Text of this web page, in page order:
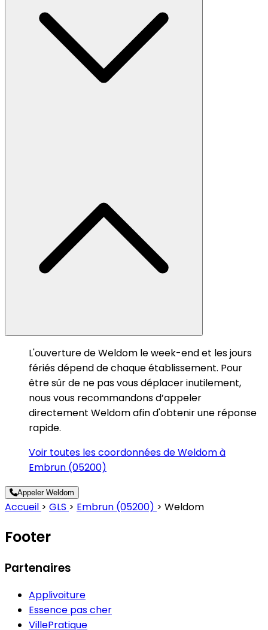
L'ouverture de Weldom le week-end et les jours
fériés dépend de chaque établissement. Pour
être sûr de ne pas vous déplacer inutilement,
nous vous recommandons d’appeler
directement Weldom afin d'obtenir une réponse
rapide.
Voir toutes les coordonnées de Weldom à
Embrun (05200)
Appeler Weldom
Accueil > GLS > Embrun (05200) > Weldom
Footer
Partenaires
Applivoiture
Essence pas cher
VillePratique